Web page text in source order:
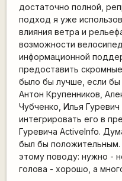
достаточно полной,
подход я уже
влияния ветра и
возможности
информационной
предоставить
было бы лучше, если
Антон Крупенников,
Чубченко, Илья
интегрировать его в
Гуревича ActiveInfo.
был бы положительным.
этому поводу: нужно -
голова - хорошо, а